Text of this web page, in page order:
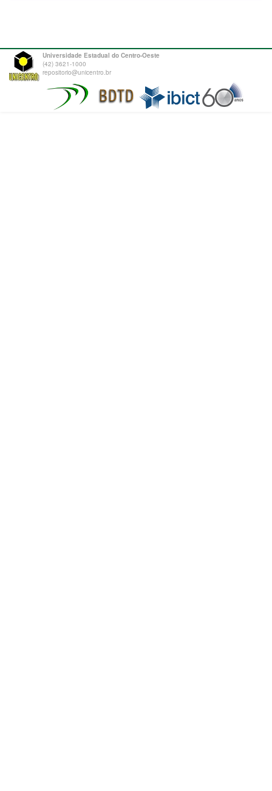
Universidade Estadual do Centro-Oeste
(42) 3621-1000
repositorio@unicentro.br